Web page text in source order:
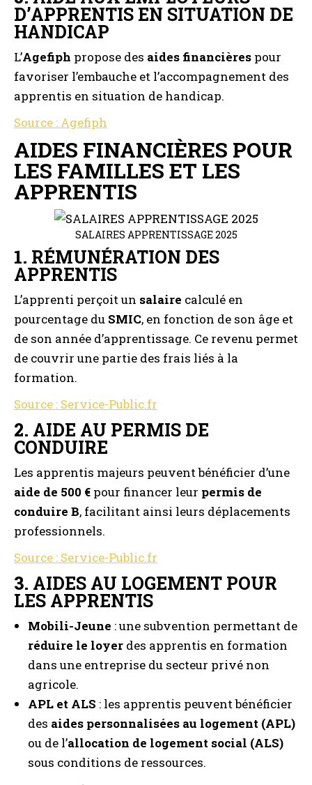
D’APPRENTIS EN SITUATION DE
HANDICAP
L’Agefiph propose des aides financières pour
favoriser l’embauche et l’accompagnement des
apprentis en situation de handicap.
Source : Agefiph
AIDES FINANCIÈRES POUR
LES FAMILLES ET LES
APPRENTIS
SALAIRES APPRENTISSAGE 2025
1. RÉMUNÉRATION DES
APPRENTIS
L’apprenti perçoit un salaire calculé en
pourcentage du SMIC, en fonction de son âge et
de son année d’apprentissage. Ce revenu permet
de couvrir une partie des frais liés à la
formation.
Source : Service-Public.fr
2. AIDE AU PERMIS DE
CONDUIRE
Les apprentis majeurs peuvent bénéficier d’une
aide de 500 € pour financer leur permis de
conduire B, facilitant ainsi leurs déplacements
professionnels.
Source : Service-Public.fr
3. AIDES AU LOGEMENT POUR
LES APPRENTIS
Mobili-Jeune : une subvention permettant de
réduire le loyer des apprentis en formation
dans une entreprise du secteur privé non
agricole.
APL et ALS : les apprentis peuvent bénéficier
des aides personnalisées au logement (APL)
ou de l’allocation de logement social (ALS)
sous conditions de ressources.